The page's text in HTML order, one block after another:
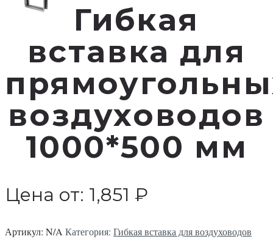
Гибкая
вставка для
воздуховодов
1000*500 мм
Цена от: 1,851 ₽
Артикул: N/A Категория: Гибкая вставка для воздуховодов